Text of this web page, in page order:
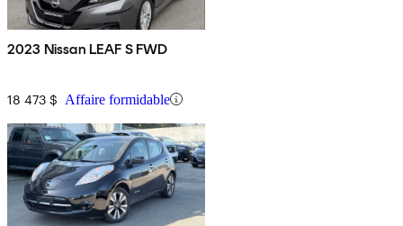
2023 Nissan LEAF S FWD
18 473 $ Affaire formidable